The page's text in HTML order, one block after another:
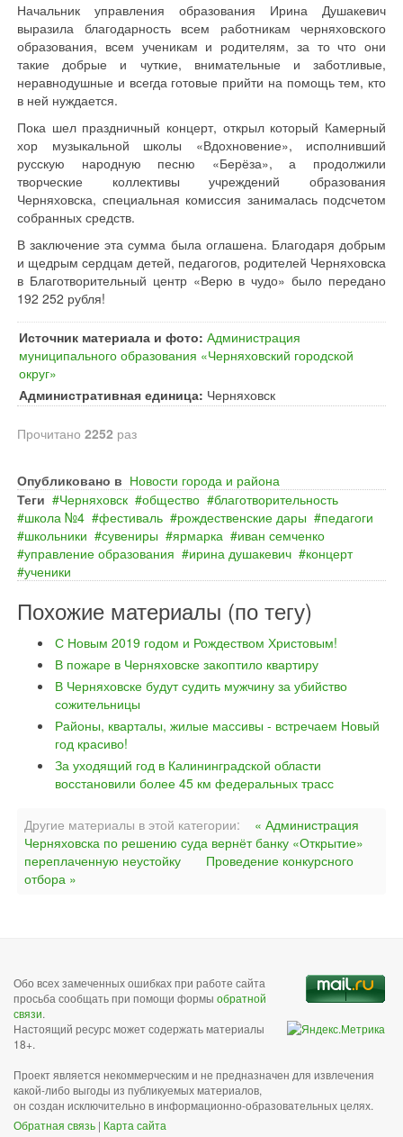
Начальник управления образования Ирина Душакевич
выразила благодарность всем работникам черняховского
образования, всем ученикам и родителям, за то что они
такие добрые и чуткие, внимательные и заботливые,
неравнодушные и всегда готовые прийти на помощь тем, кто
в ней нуждается.
Пока шел праздничный концерт, открыл который Камерный
хор музыкальной школы «Вдохновение», исполнивший
русскую народную песню «Берёза», а продолжили
творческие коллективы учреждений образования
Черняховска, специальная комиссия занималась подсчетом
собранных средств.
В заключение эта сумма была оглашена. Благодаря добрым
и щедрым сердцам детей, педагогов, родителей Черняховска
в Благотворительный центр «Верю в чудо» было передано
192 252 рубля!
Источник материала и фото: Администрация
муниципального образования «Черняховский городской
округ»
Административная единица: Черняховск
Прочитано 2252 раз
Опубликовано в Новости города и района
Теги
Черняховск общество
благотворительность
школа №4
фестиваль рождественские дары
педагоги
школьники
сувениры ярмарка
иван семченко
управление образования
ирина душакевич
концерт
ученики
Похожие материалы (по тегу)
С Новым 2019 годом и Рождеством Христовым!
В пожаре в Черняховске закоптило квартиру
В Черняховске будут судить мужчину за убийство
сожительницы
Районы, кварталы, жилые массивы - встречаем Новый
год красиво!
За уходящий год в Калининградской области
восстановили более 45 км федеральных трасс
Другие материалы в этой категории:
« Администрация
Черняховска по решению суда вернёт банку «Открытие»
переплаченную неустойку
Проведение конкурсного
отбора »
Обо всех замеченных ошибках при работе сайта
просьба сообщать при помощи формы обратной
связи.
Настоящий ресурс может содержать материалы
18+.
Проект является некоммерческим и не предназначен для извлечения
какой-либо выгоды из публикуемых материалов,
он создан исключительно в информационно-образовательных целях.
Обратная связь | Карта сайта